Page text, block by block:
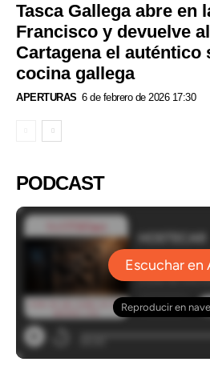
Tasca Gallega abre en
Francisco y devuelve
Cartagena el auténtico
cocina gallega
APERTURAS 6 de febrero de 2026 17:30
PODCAST